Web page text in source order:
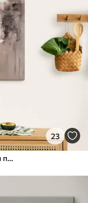
23
Абстрактний силует жінки, імітація потертостей і мазків